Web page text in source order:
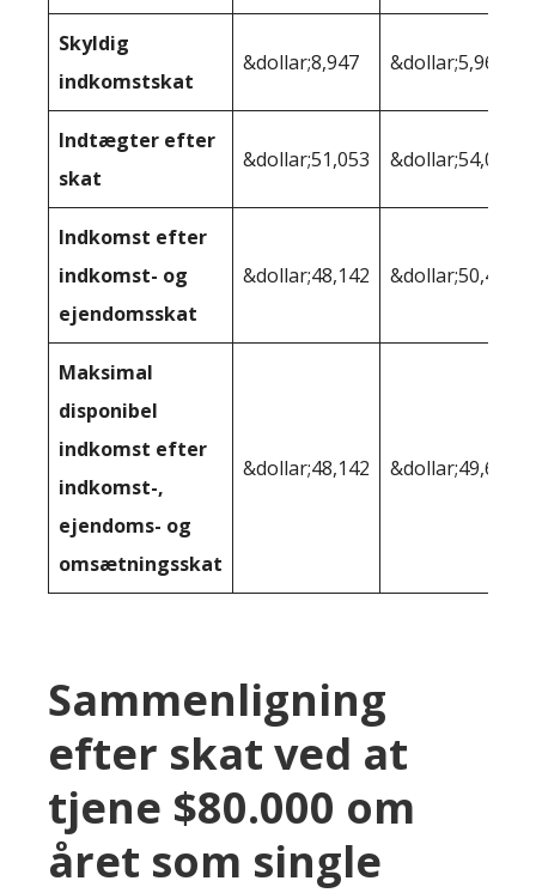
Skyldig
indkomstskat
&dollar;8,947 &dollar;5,968
Indtægter efter
skat
&dollar;51,053 &dollar;54,032
Indkomst efter
indkomst- og
ejendomsskat
&dollar;48,142 &dollar;50,492
Maksimal
disponibel
indkomst efter
indkomst-,
ejendoms- og
omsætningsskat
&dollar;48,142 &dollar;49,619
Sammenligning
efter skat ved at
tjene $80.000 om
året som single